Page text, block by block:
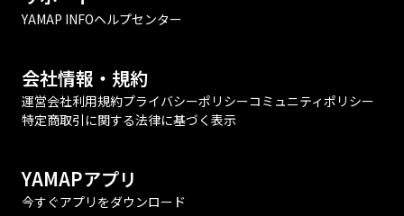
YAMAP INFOヘルプセンター
会社情報・規約
運営会社利用規約プライバシーポリシーコミュニティポリシー
特定商取引に関する法律に基づく表示
YAMAPアプリ
今すぐアプリをダウンロード